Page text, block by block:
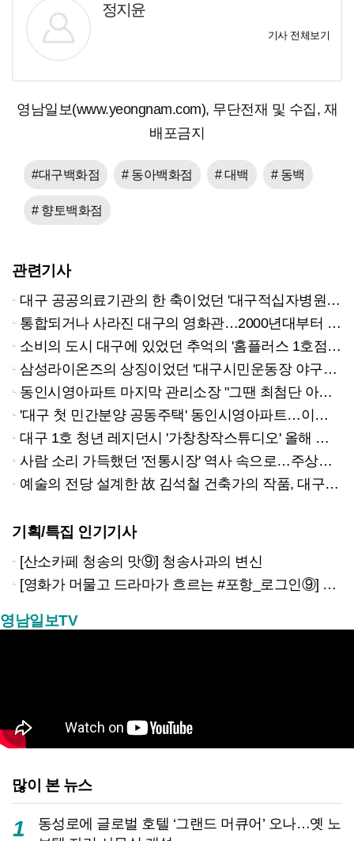
정지윤
기사 전체보기
영남일보(www.yeongnam.com), 무단전재 및 수집, 재
배포금지
#대구백화점 # 동아백화점 # 대백 # 동백
# 향토백화점
관련기사
대구 공공의료기관의 한 축이었던 '대구적십자병원'…누적 적자 견디지 못하고 폐원
통합되거나 사라진 대구의 영화관…2000년대부터 대형 배급사 소속 극장에 밀려
소비의 도시 대구에 있었던 추억의 '홈플러스 1호점' '까르푸'…경제 문제, 현지화 실패 등으로 사라져
삼성라이온즈의 상징이었던 '대구시민운동장 야구장'…사회인 야구장으로 변신
동인시영아파트 마지막 관리소장 "그땐 최첨단 아파트…구경하러 온 사람도"
'대구 첫 민간분양 공동주택' 동인시영아파트…이젠 21층 아파트 들어선다
대구 1호 청년 레지던시 '가창창작스튜디오' 올해 초 문 닫아…다시 '폐교' 신세
사람 소리 가득했던 '전통시장' 역사 속으로…주상복합·아파트 '빌딩숲' 된다
예술의 전당 설계한 故 김석철 건축가의 작품, 대구 '한양가든' 역사 속으로
기획/특집 인기기사
[산소카페 청송의 맛⑨] 청송사과의 변신
[영화가 머물고 드라마가 흐르는 #포항_로그인⑨] 하루 끝의 조용한 여운을 느끼고 싶을 때 ‘월포역’
영남일보TV
많이 본 뉴스
1
동성로에 글로벌 호텔 ‘그랜드 머큐어’ 오나…옛 노